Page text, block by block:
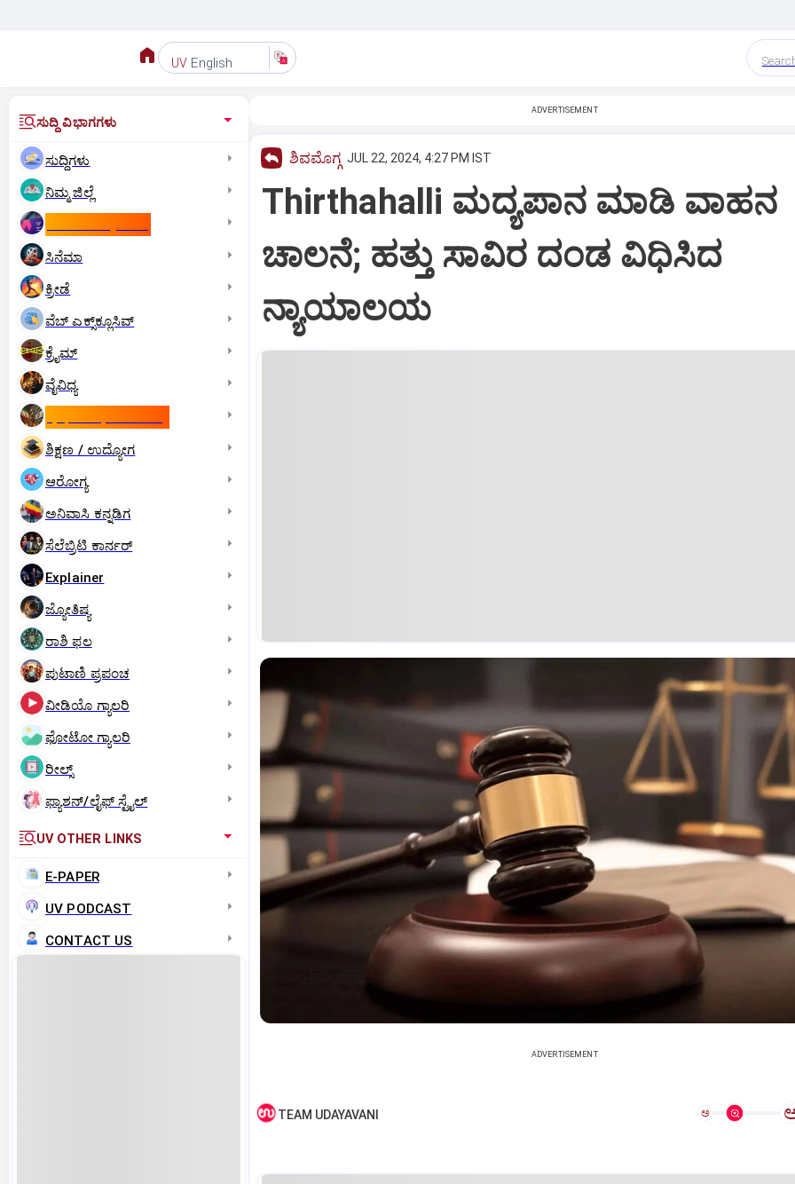
UV English
ಸುದ್ದಿ ವಿಭಾಗಗಳು
ಸುದ್ದಿಗಳು
ನಿಮ್ಮ ಜಿಲ್ಲೆ
ಸಿನೆಮಾ
ಕ್ರೀಡೆ
ವೆಬ್ ಎಕ್ಸ್‌ಕ್ಲೂಸಿವ್
ಕ್ರೈಮ್
ವೈವಿಧ್ಯ
ಶಿಕ್ಷಣ / ಉದ್ಯೋಗ
ಆರೋಗ್ಯ
ಅನಿವಾಸಿ ಕನ್ನಡಿಗ
ಸೆಲೆಬ್ರಿಟಿ ಕಾರ್ನರ್‌
Explainer
ಜ್ಯೋತಿಷ್ಯ
ರಾಶಿ ಫಲ
ಪುಟಾಣಿ ಪ್ರಪಂಚ
ವೀಡಿಯೊ ಗ್ಯಾಲರಿ
ಫೋಟೋ ಗ್ಯಾಲರಿ
ರೀಲ್ಸ್
ಫ್ಯಾಶನ್/ಲೈಫ್‌ ಸ್ಟೈಲ್
UV OTHER LINKS
E-PAPER
UV PODCAST
CONTACT US
ADVERTISEMENT
ಶಿವಮೊಗ್ಗ JUL 22, 2024, 4:27 PM IST
Thirthahalli ಮದ್ಯಪಾನ ಮಾಡಿ ವಾಹನ
ಚಾಲನೆ; ಹತ್ತು ಸಾವಿರ ದಂಡ ವಿಧಿಸಿದ
ನ್ಯಾಯಾಲಯ
ADVERTISEMENT
TEAM UDAYAVANI ಅ